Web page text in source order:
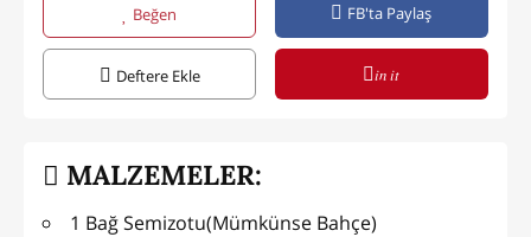
Beğen FB'ta Paylaş
Deftere Ekle in it
MALZEMELER:
1 Bağ Semizotu(Mümkünse Bahçe)